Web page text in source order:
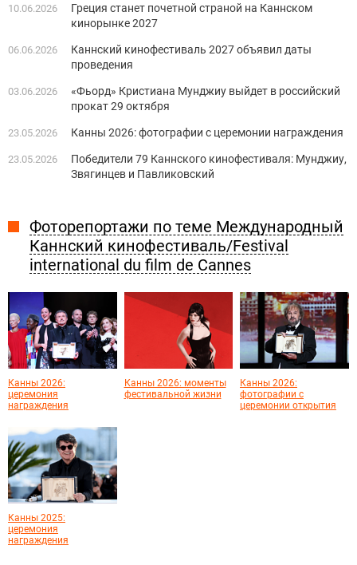
10.06.2026
Греция станет ​​почетной страной на Каннском
кинорынке 2027
06.06.2026
Каннский кинофестиваль 2027 объявил даты
проведения
03.06.2026
«Фьорд» Кристиана Мунджиу выйдет в российский
прокат 29 октября
23.05.2026 Канны 2026: фотографии с церемонии награждения
23.05.2026
Победители 79 Каннского кинофестиваля: Мунджиу,
Звягинцев и Павликовский
Фоторепортажи по теме Международный
Каннский кинофестиваль/Festival
international du film de Cannes
Канны 2026:
церемония
награждения
Канны 2026: моменты
фестивальной жизни
Канны 2026:
фотографии с
церемонии открытия
Канны 2025:
церемония
награждения